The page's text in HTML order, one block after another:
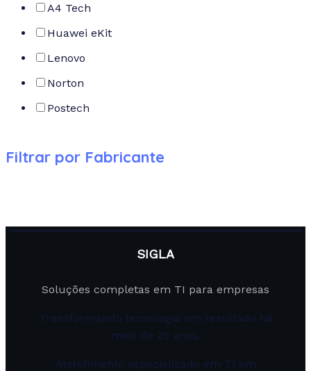
A4 Tech
Huawei eKit
Lenovo
Norton
Postech
Filtrar por Fabricante
SIGLA
Soluções completas em TI para empresas
Transformando tecnologia em resultado há
mais de 25 anos.
Atendimento especializado em TI em